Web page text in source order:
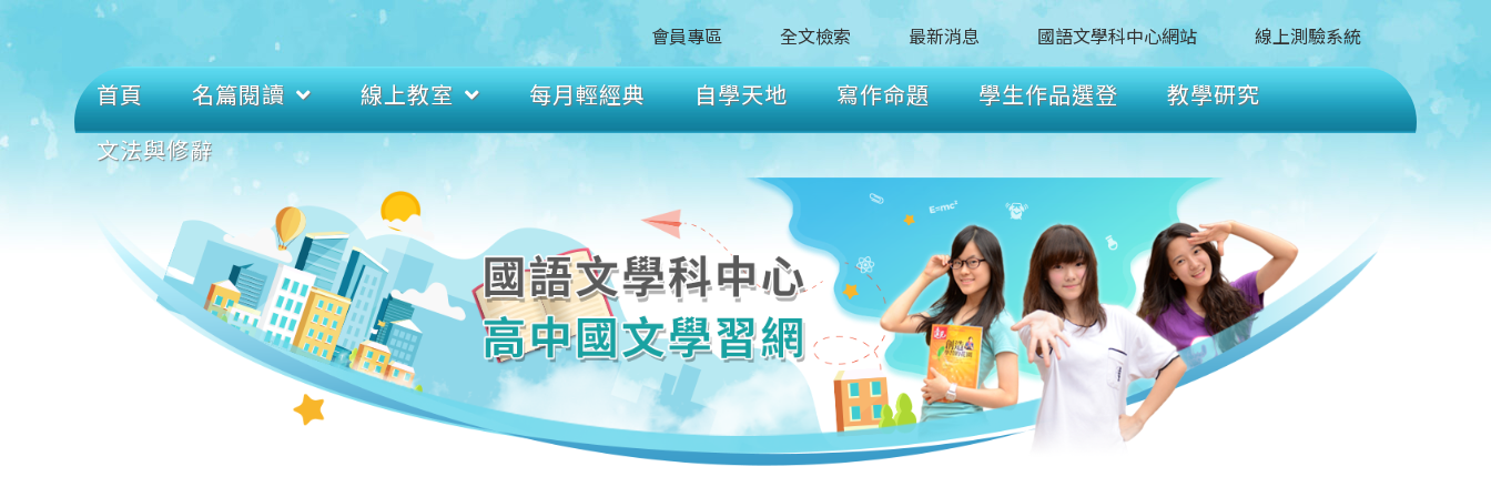
會員專區 全文檢索 最新消息 國語文學科中心網站 線上測驗系統
首頁 名篇閱讀 線上教室 每月輕經典 自學天地 寫作命題 學生作品選登
教學研究
文法與修辭